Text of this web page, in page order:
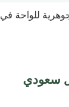
للواحة في
35 ريال سعودي